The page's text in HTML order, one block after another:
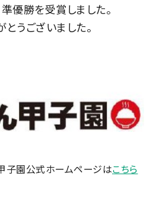
優勝を受賞しました。
うございました。
子園公式ホームページはこちら